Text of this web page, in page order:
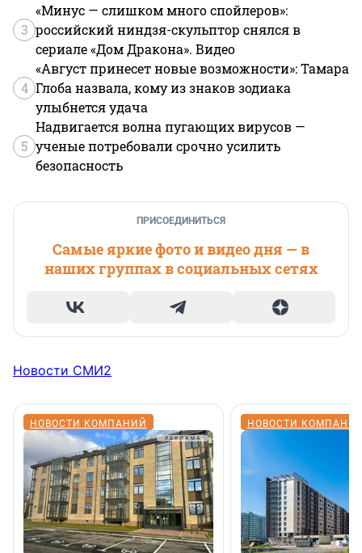
3
«Минус — слишком много спойлеров»:
российский ниндзя-скульптор снялся в
сериале «Дом Дракона». Видео
4
«Август принесет новые возможности»: Тамара
Глоба назвала, кому из знаков зодиака
улыбнется удача
5
Надвигается волна пугающих вирусов —
ученые потребовали срочно усилить
безопасность
ПРИСОЕДИНИТЬСЯ
Самые яркие фото и видео дня — в
наших группах в социальных сетях
Новости СМИ2
НОВОСТИ КОМПАНИЙ НОВОСТИ